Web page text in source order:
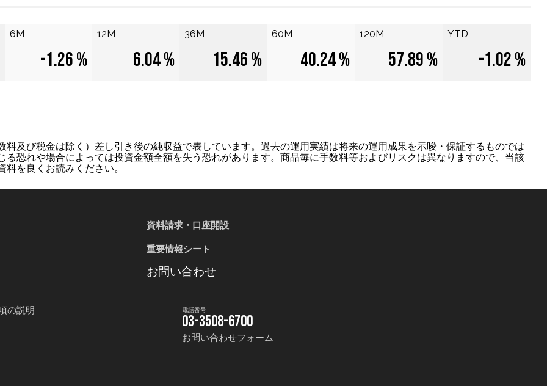
6M 12M 36M 60M 120M YTD
-1.26 % 6.04 % 15.46 % 40.24 % 57.89 % -1.02 %
料及び税金は除く）差し引き後の純収益で表しています。過去の運用実績は将来の運用成果を示唆・保証するものでは
恐れや場合によっては投資金額全額を失う恐れがあります。商品毎に手数料等およびリスクは異なりますので、当該
を良くお読みください。
の説明
資料請求・口座開設
重要情報シート
お問い合わせ
電話番号
03-3508-6700
お問い合わせフォーム